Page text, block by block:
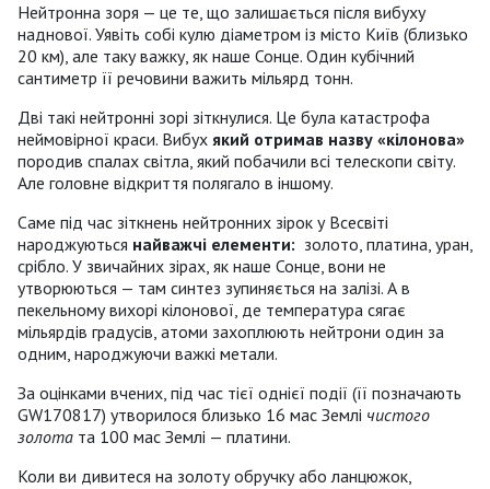
Нейтронна зоря — це те, що залишається після вибуху
наднової. Уявіть собі кулю діаметром із місто Київ (близько
20 км), але таку важку, як наше Сонце. Один кубічний
сантиметр її речовини важить мільярд тонн.
Дві такі нейтронні зорі зіткнулися. Це була катастрофа
неймовірної краси. Вибух який отримав назву «кілонова»
породив спалах світла, який побачили всі телескопи світу.
Але головне відкриття полягало в іншому.
Саме під час зіткнень нейтронних зірок у Всесвіті
народжуються найважчі елементи: золото, платина, уран,
срібло. У звичайних зірах, як наше Сонце, вони не
утворюються — там синтез зупиняється на залізі. А в
пекельному вихорі кілонової, де температура сягає
мільярдів градусів, атоми захоплюють нейтрони один за
одним, народжуючи важкі метали.
За оцінками вчених, під час тієї однієї події (її позначають
GW170817) утворилося близько 16 мас Землі чистого
золота та 100 мас Землі — платини.
Коли ви дивитеся на золоту обручку або ланцюжок,